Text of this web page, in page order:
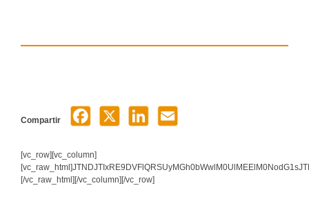
Compartir
[vc_row][vc_column]
[/vc_raw_html][/vc_column][/vc_row]